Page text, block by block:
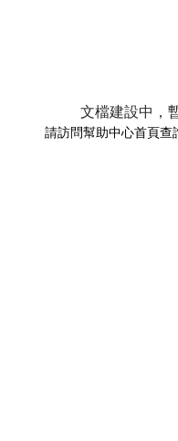
文檔建設中，
請訪問幫助中心首頁查